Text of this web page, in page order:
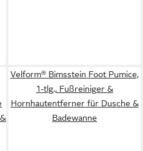
Velform® Bimsstein Foot Pumice,
1-tlg., Fußreiniger &
Hornhautentferner für Dusche &
Badewanne